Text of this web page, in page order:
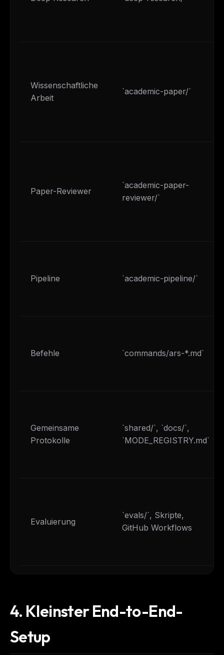
Wissenschaftliche
Arbeit
`academic-paper/`
Paper-Reviewer
`academic-paper-
reviewer/`
Pipeline `academic-pipeline/`
Befehle `commands/ars-*.md`
Gemeinsame
Protokolle
`shared/`, `docs/`,
`MODE_REGISTRY.md`
Evaluierung
`evals/`, Skripte,
GitHub Workflows
4. Kleinster End-to-End-
Setup